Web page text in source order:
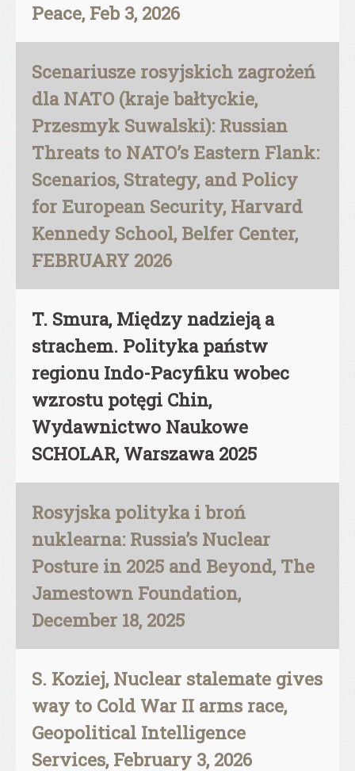
Peace, Feb 3, 2026
Scenariusze rosyjskich zagrożeń
dla NATO (kraje bałtyckie,
Przesmyk Suwalski): Russian
Threats to NATO’s Eastern Flank:
Scenarios, Strategy, and Policy
for European Security, Harvard
Kennedy School, Belfer Center,
FEBRUARY 2026
T. Smura, Między nadzieją a
strachem. Polityka państw
regionu Indo-Pacyfiku wobec
wzrostu potęgi Chin,
Wydawnictwo Naukowe
SCHOLAR, Warszawa 2025
Rosyjska polityka i broń
nuklearna: Russia’s Nuclear
Posture in 2025 and Beyond, The
Jamestown Foundation,
December 18, 2025
S. Koziej, Nuclear stalemate gives
way to Cold War II arms race,
Geopolitical Intelligence
Services, February 3, 2026